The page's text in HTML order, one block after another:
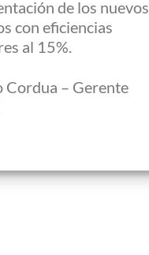
de los nuevos
con eficiencias
al 15%.
Cordua – Gerente